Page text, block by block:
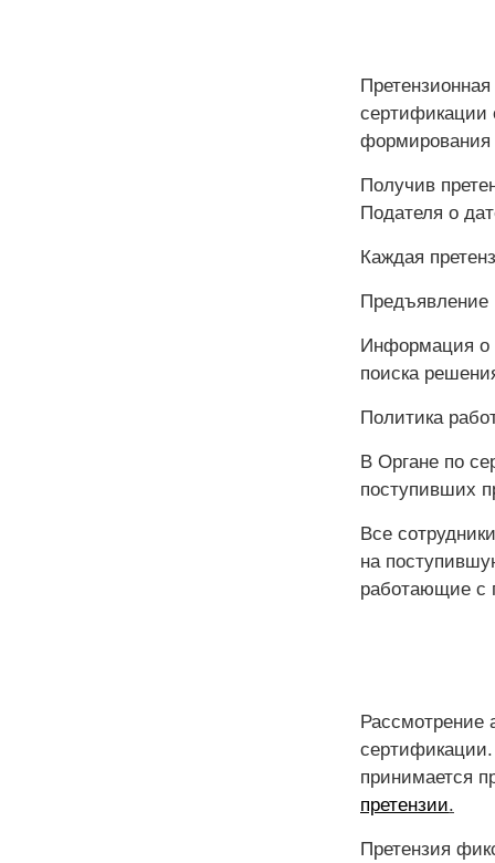
сертификации
формирования
Получив
Подателя о
Каждая
Предъявление
Информация о
поиска
Политика
В Органе по
поступивших
Все
на
работающие с
Рассмотрение
принимается
претензии.
Претензия